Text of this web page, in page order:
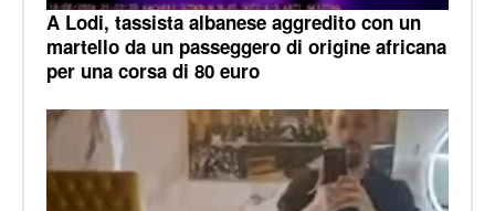
A Lodi, tassista albanese aggredito con un
martello da un passeggero di origine africana
per una corsa di 80 euro